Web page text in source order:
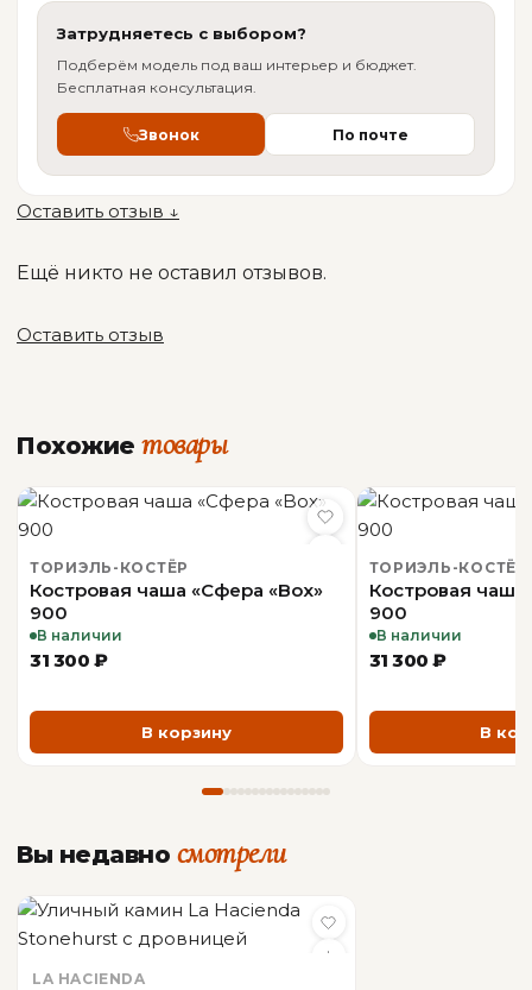
ОБЩАЯ ИНФОРМАЦИЯ
Производитель La Hacienda
Затрудняетесь с выбором?
Подберём модель под ваш интерьер и бюджет.
Бесплатная консультация.
Звонок По почте
Оставить отзыв ↓
Ещё никто не оставил отзывов.
Оставить отзыв
Похожие товары
ТОРИЭЛЬ-КОСТЁР
Костровая чаша «Сфера «Box»
900
В наличии
31 300 ₽
В корзину
ТОРИЭЛЬ-КОСТЁР
Костровая чаша
900
В наличии
31 300 ₽
В
Вы недавно смотрели
LA HACIENDA